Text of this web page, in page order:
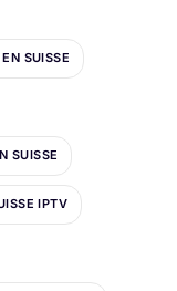
SUISSE
SUISSE
IPTV